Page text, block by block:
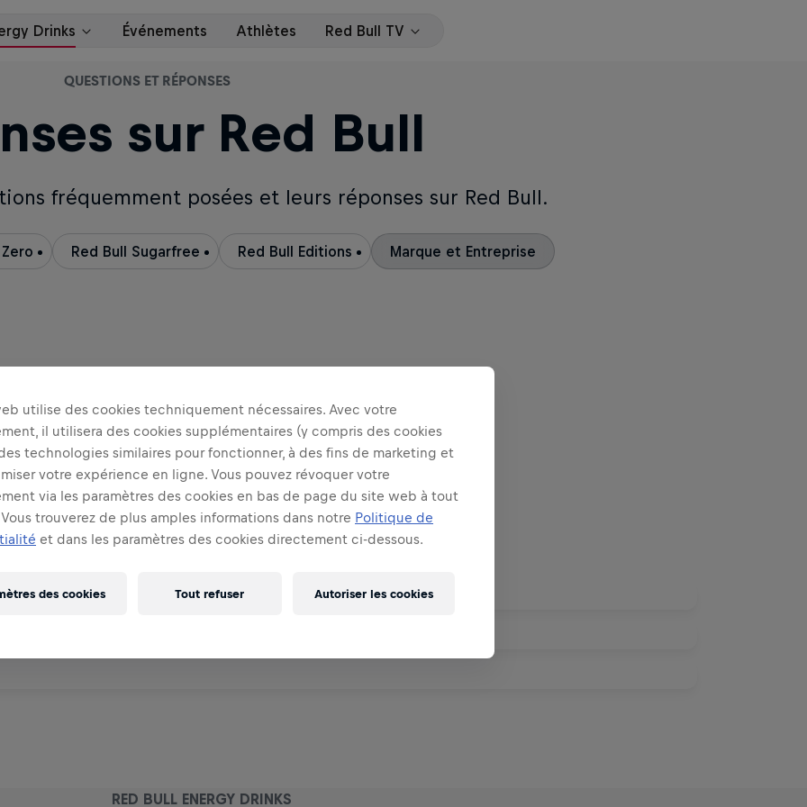
QUESTIONS ET RÉPONSES
sur Red Bull
fréquemment posées et leurs réponses sur Red Bull.
Red Bull Sugarfree Red Bull Editions Marque et Entreprise
monde ?
RED BULL ENERGY DRINKS
RED BULL ENERGY DRINKS
RED BULL ENERGY DRINKS
RED BULL ENERGY DRINKS
RED BULL ENERGY DRINKS
RED BULL ENERGY DRINKS
RED BULL ENERGY DRINKS
RED BULL ENERGY DRINKS
RED BULL ENERGY DRINKS
RED BULL ENERGY DRINKS
RED BULL ENERGY DRINKS
utilise des cookies techniquement nécessaires. Avec votre
il utilisera des cookies supplémentaires (y compris des cookies
technologies similaires pour fonctionner, à des fins de marketing et
votre expérience en ligne. Vous pouvez révoquer votre
via les paramètres des cookies en bas de page du site web à tout
trouverez de plus amples informations dans notre Politique de
et dans les paramètres des cookies directement ci-dessous.
des cookies Tout refuser Autoriser les cookies